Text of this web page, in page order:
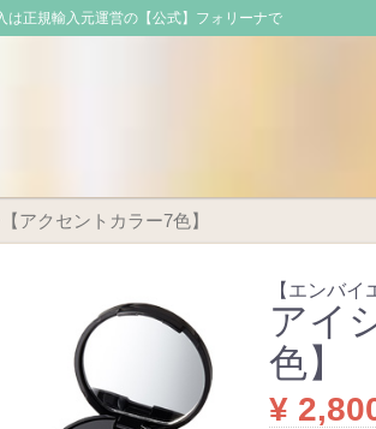
正規輸入元運営の【公式】フォリーナで
アクセントカラー7色】
【エンバイ
アイ
色】
¥